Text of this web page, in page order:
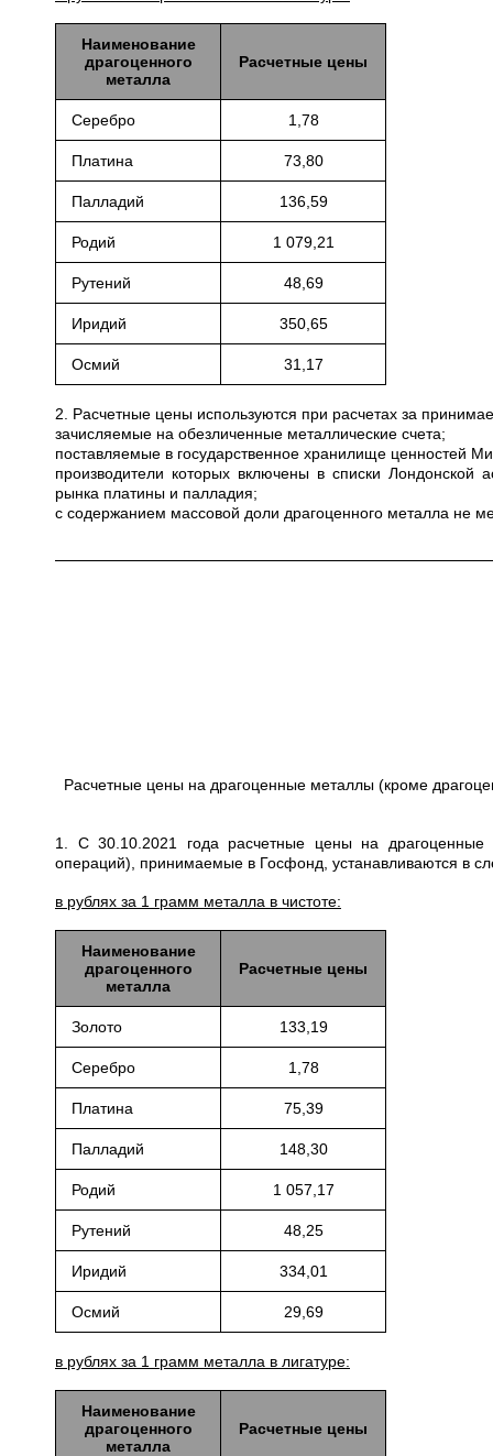
Наименование
драгоценного
металла
Расчетные цены
Серебро 1,78
Платина 73,80
Палладий 136,59
Родий 1 079,21
Рутений 48,69
Иридий 350,65
Осмий 31,17
2. Расчетные цены используются при расчетах за
зачисляемые на обезличенные металлические счета;
поставляемые в государственное хранилище ценностей
производители которых включены в списки Лондонской
рынка платины и палладия;
с содержанием массовой доли драгоценного металла не
Расчетные цены на драгоценные металлы (кроме
1. С 30.10.2021 года расчетные цены на драгоценные
операций), принимаемые в Госфонд, устанавливаются в
в рублях за 1 грамм металла в чистоте:
Наименование
драгоценного
металла
Расчетные цены
Золото 133,19
Серебро 1,78
Платина 75,39
Палладий 148,30
Родий 1 057,17
Рутений 48,25
Иридий 334,01
Осмий 29,69
в рублях за 1 грамм металла в лигатуре:
Наименование
драгоценного
металла
Расчетные цены